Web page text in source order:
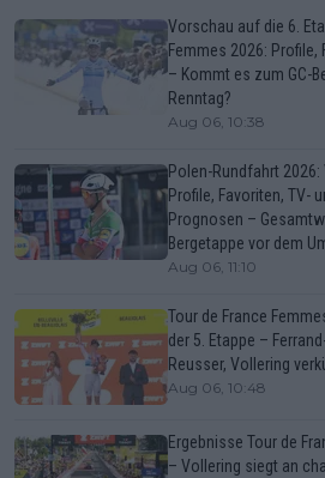
Vorschau auf die 6.
Femmes 2026:
– Kommt es zum GC-
Renntag?
Aug 06, 10:38
Polen-Rundfahrt
Profile, Favoriten, TV-
Prognosen –
Bergetappe vor dem
Aug 06, 11:10
Tour de France
der 5. Etappe –
Reusser, Vollering
Aug 06, 10:48
Ergebnisse Tour de
– Vollering siegt an